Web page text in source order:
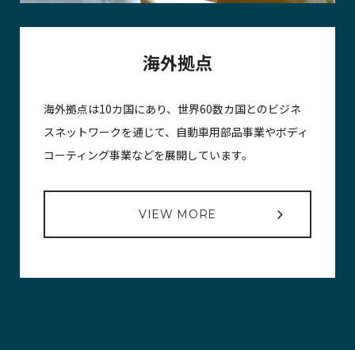
海外拠点
海外拠点は10カ国にあり、世界60数カ国とのビジネ
スネットワークを通じて、自動車用部品事業やボディ
コーティング事業などを展開しています。
VIEW MORE